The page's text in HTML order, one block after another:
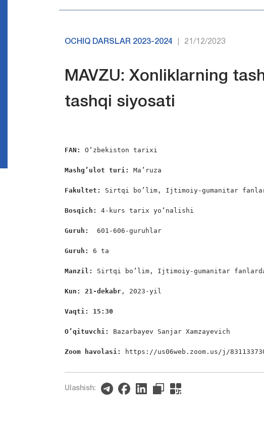
OCHIQ DARSLAR 2023-2024 21/12/2023
MAVZU: Xonliklarning
tashqi siyosati
FAN: O‘zbekiston tarixi
Mashg’ulot turi: Ma’ruza
Fakultet: Sirtqi bo’lim, Ijtimoiy-gumanitar
Bosqich: 4-kurs tarix yo‘nalishi
Guruh: 601-606-guruhlar
Guruh: 6 ta
Manzil: Sirtqi bo’lim, Ijtimoiy-gumanitar
Kun: 21-dekabr , 2023-yil
Vaqti: 15:30
O’qituvchi: Bazarbayev Sanjar Xamzayevich
Zoom havolasi: https://us06web.zoom.us/j/
Ulashish: